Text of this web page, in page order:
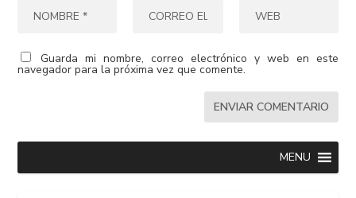
Guarda mi nombre, correo electrónico y web en este
navegador para la próxima vez que comente.
MENU